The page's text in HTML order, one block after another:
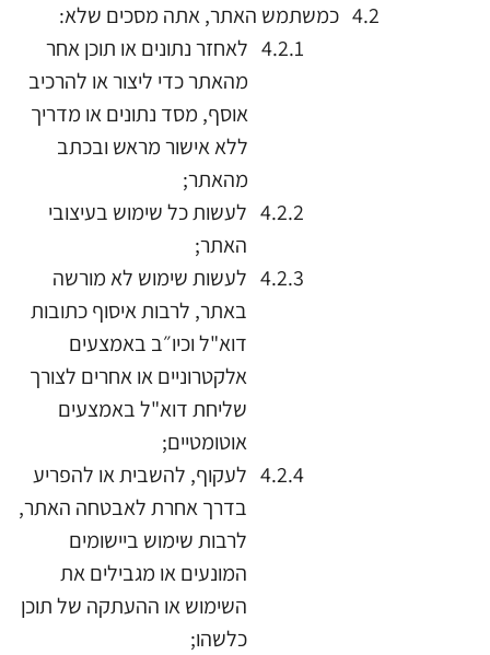
כמשתמש האתר, אתה מסכים שלא:
לאחזר נתונים או תוכן אחר
מהאתר כדי ליצור או להרכיב
אוסף, מסד נתונים או מדריך
ללא אישור מראש ובכתב
מהאתר;
לעשות כל שימוש בעיצובי
האתר;
לעשות שימוש לא מורשה
באתר, לרבות איסוף כתובות
דוא"ל וכיו״ב באמצעים
אלקטרוניים או אחרים לצורך
שליחת דוא"ל באמצעים
אוטומטיים;
לעקוף, להשבית או להפריע
בדרך אחרת לאבטחה האתר,
לרבות שימוש ביישומים
המונעים או מגבילים את
השימוש או ההעתקה של תוכן
כלשהו;